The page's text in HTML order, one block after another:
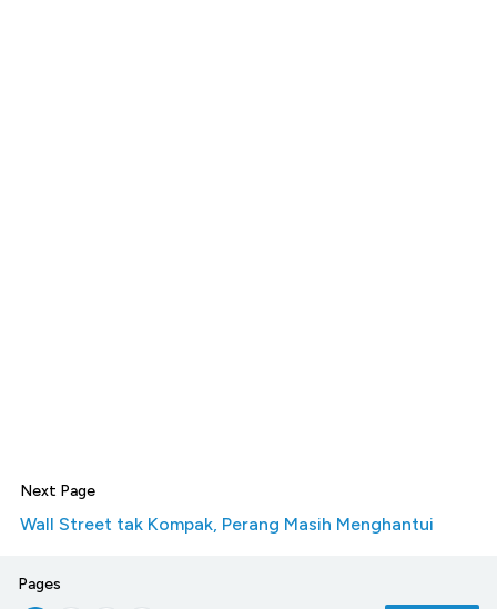
Next Page
Wall Street tak Kompak, Perang Masih Menghantui
Pages